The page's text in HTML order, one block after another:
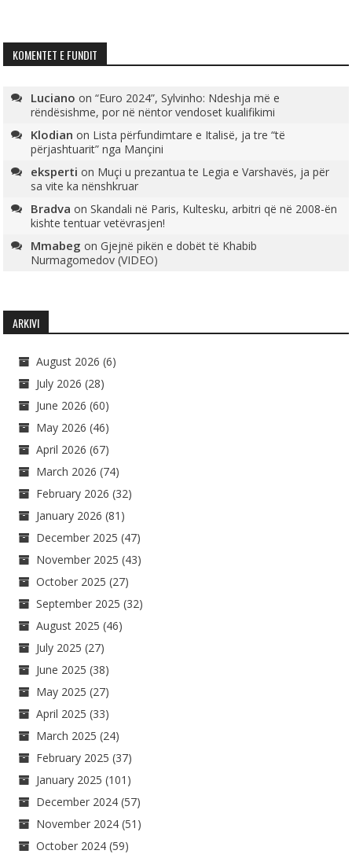
KOMENTET E FUNDIT
Luciano on“Euro 2024”, Sylvinho: Ndeshja më e
rëndësishme, por në nëntor vendoset kualifikimi
Klodian on Lista përfundimtare e Italisë, ja tre “të
përjashtuarit” nga Mançini
eksperti on Muçi u prezantua te Legia e Varshavës, ja për
sa vite ka nënshkruar
Bradva onSkandali në Paris, Kultesku, arbitri që në 2008-ën
kishte tentuar vetëvrasjen!
Mmabeg onGjejnë pikën e dobët të Khabib
Nurmagomedov (VIDEO)
ARKIVI
August 2026 (6)
July 2026 (28)
June 2026 (60)
May 2026 (46)
April 2026 (67)
March 2026 (74)
February 2026 (32)
January 2026 (81)
December 2025 (47)
November 2025 (43)
October 2025 (27)
September 2025 (32)
August 2025 (46)
July 2025 (27)
June 2025 (38)
May 2025 (27)
April 2025 (33)
March 2025 (24)
February 2025 (37)
January 2025 (101)
December 2024 (57)
November 2024 (51)
October 2024 (59)